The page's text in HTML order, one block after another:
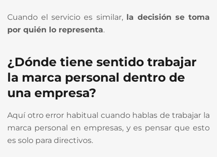
Cuando el servicio es similar, la decisión se toma
por quién lo representa.
¿Dónde tiene sentido trabajar
la marca personal dentro de
una empresa?
Aquí otro error habitual cuando hablas de trabajar la
marca personal en empresas, y es pensar que esto
es solo para directivos.